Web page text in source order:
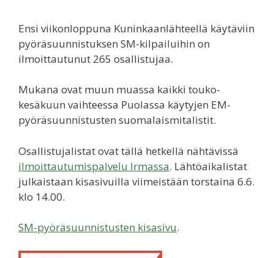
Ensi viikonloppuna Kuninkaanlähteellä käytäviin
pyöräsuunnistuksen SM-kilpailuihin on
ilmoittautunut 265 osallistujaa.
Mukana ovat muun muassa kaikki touko-
kesäkuun vaihteessa Puolassa käytyjen EM-
pyöräsuunnistusten suomalaismitalistit.
Osallistujalistat ovat tällä hetkellä nähtävissä
ilmoittautumispalvelu Irmassa. Lähtöaikalistat
julkaistaan kisasivuilla viimeistään torstaina 6.6.
klo 14.00.
SM-pyöräsuunnistusten kisasivu.